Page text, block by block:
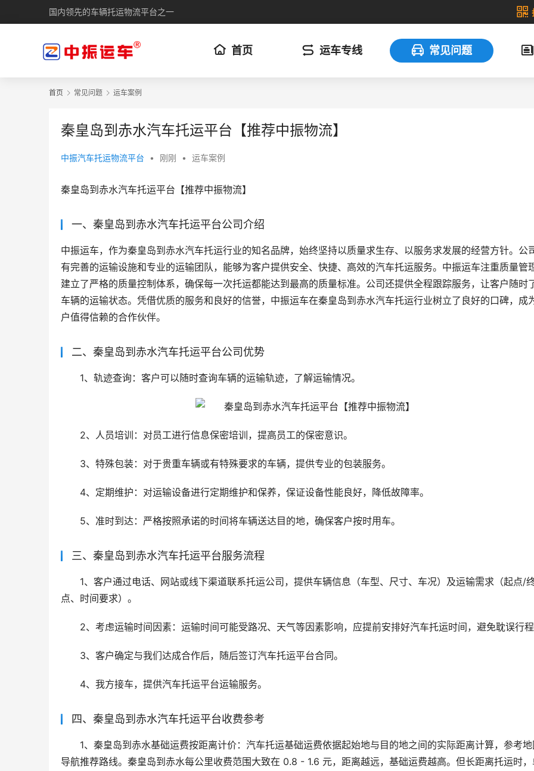
国内领先的车辆托运物流平台之一
首页 运车专线 常见问题
首页 常见问题 运车案例
秦皇岛到赤水汽车托运平台【推荐中振物流】
中振汽车托运物流平台 • 刚刚 • 运车案例
秦皇岛到赤水汽车托运平台【推荐中振物流】
一、秦皇岛到赤水汽车托运平台公司介绍
中振运车，作为秦皇岛到赤水汽车托运行业的知名品牌，始终坚持以质量求生存、以服务求发展的经营方针。公
有完善的运输设施和专业的运输团队，能够为客户提供安全、快捷、高效的汽车托运服务。中振运车注重质量管
建立了严格的质量控制体系，确保每一次托运都能达到最高的质量标准。公司还提供全程跟踪服务，让客户随时
车辆的运输状态。凭借优质的服务和良好的信誉，中振运车在秦皇岛到赤水汽车托运行业树立了良好的口碑，成
户值得信赖的合作伙伴。
二、秦皇岛到赤水汽车托运平台公司优势
1、轨迹查询：客户可以随时查询车辆的运输轨迹，了解运输情况。
2、人员培训：对员工进行信息保密培训，提高员工的保密意识。
3、特殊包装：对于贵重车辆或有特殊要求的车辆，提供专业的包装服务。
4、定期维护：对运输设备进行定期维护和保养，保证设备性能良好，降低故障率。
5、准时到达：严格按照承诺的时间将车辆送达目的地，确保客户按时用车。
三、秦皇岛到赤水汽车托运平台服务流程
1、客户通过电话、网站或线下渠道联系托运公司，提供车辆信息（车型、尺寸、车况）及运输需求（起点/
点、时间要求）。
2、考虑运输时间因素：运输时间可能受路况、天气等因素影响，应提前安排好汽车托运时间，避免耽误行
3、客户确定与我们达成合作后，随后签订汽车托运平台合同。
4、我方接车，提供汽车托运平台运输服务。
四、秦皇岛到赤水汽车托运平台收费参考
1、秦皇岛到赤水基础运费按距离计价：汽车托运基础运费依据起始地与目的地之间的实际距离计算，参考
导航推荐路线。秦皇岛到赤水每公里收费范围大致在 0.8 - 1.6 元，距离越远，基础运费越高。但长距离托运时